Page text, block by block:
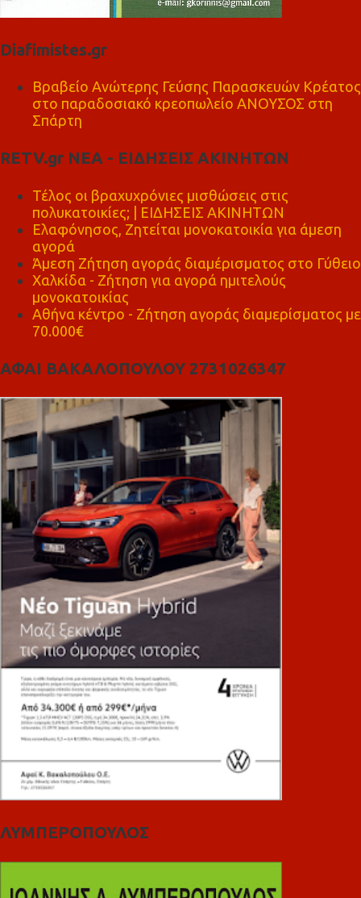
Diafimistes.gr
Βραβείο Ανώτερης Γεύσης Παρασκευών Κρέατος
στο παραδοσιακό κρεοπωλείο ΑΝΟΥΣΟΣ στη
Σπάρτη
RETV.gr ΝΕΑ - ΕΙΔΗΣΕΙΣ ΑΚΙΝΗΤΩΝ
Τέλος οι βραχυχρόνιες μισθώσεις στις
πολυκατοικίες; | ΕΙΔΗΣΕΙΣ ΑΚΙΝΗΤΩΝ
Ελαφόνησος, Ζητείται μονοκατοικία για άμεση
αγορά
Άμεση Ζήτηση αγοράς διαμέρισματος στο Γύθειο
Χαλκίδα - Ζήτηση για αγορά ημιτελούς
μονοκατοικίας
Αθήνα κέντρο - Ζήτηση αγοράς διαμερίσματος με
70.000€
ΑΦΑΙ ΒΑΚΑΛΟΠΟΥΛΟΥ 2731026347
ΛΥΜΠΕΡΟΠΟΥΛΟΣ